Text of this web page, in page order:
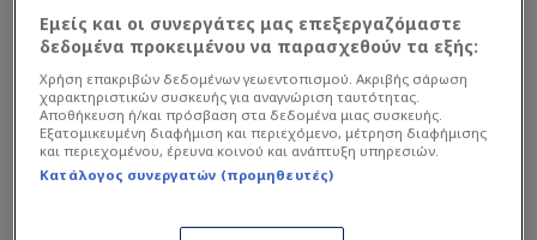
Διαβάστε τη συνέχεια στοexploringgreece.tv
Εμείς και οι συνεργάτες μας επεξεργαζόμαστε
δεδομένα προκειμένου να παρασχεθούν τα εξής:
Χρήση επακριβών δεδομένων γεωεντοπισμού. Ακριβής σάρωση
χαρακτηριστικών συσκευής για αναγνώριση ταυτότητας.
Αποθήκευση ή/και πρόσβαση στα δεδομένα μιας συσκευής.
Εξατομικευμένη διαφήμιση και περιεχόμενο, μέτρηση διαφήμισης
και περιεχομένου, έρευνα κοινού και ανάπτυξη υπηρεσιών.
Κατάλογος συνεργατών (προμηθευτές)